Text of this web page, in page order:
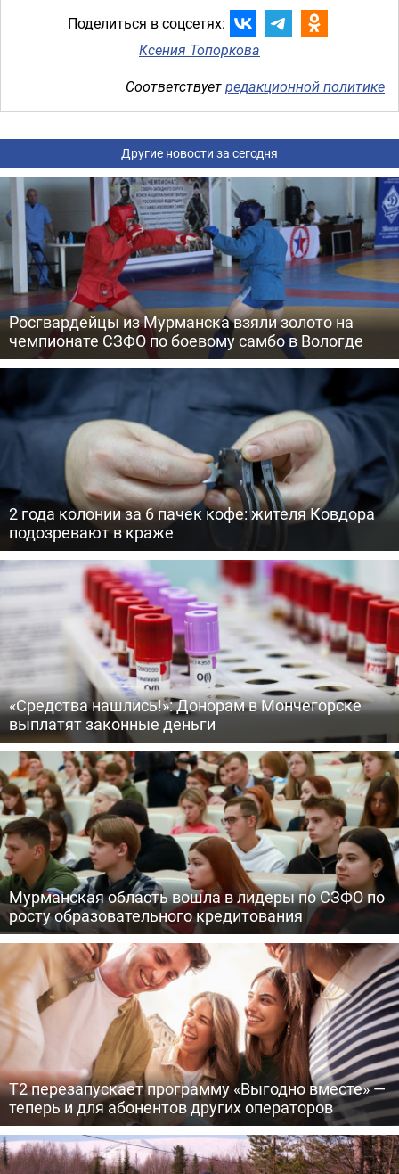
Поделиться в соцсетях:
Ксения Топоркова
Соответствуетредакционной политике
Другие новости за сегодня
Росгвардейцы из Мурманска взяли золото на
чемпионате СЗФО по боевому самбо в Вологде
2 года колонии за 6 пачек кофе: жителя Ковдора
подозревают в краже
«Средства нашлись!»: Донорам в Мончегорске
выплатят законные деньги
Мурманская область вошла в лидеры по СЗФО по
росту образовательного кредитования
Т2 перезапускает программу «Выгодно вместе» —
теперь и для абонентов других операторов